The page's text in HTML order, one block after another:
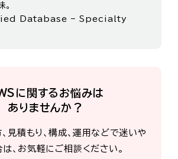
Database – Specialty
に関するお悩みは
ありませんか？
見積もり、構成、運用などで迷いや
、お気軽にご相談ください。